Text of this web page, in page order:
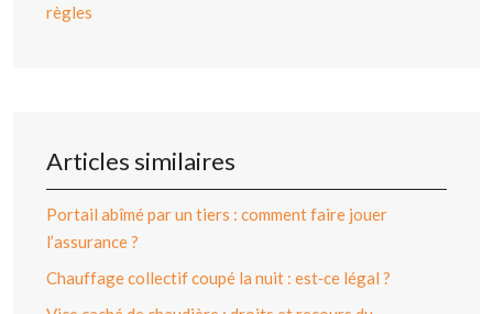
règles
Articles similaires
Portail abîmé par un tiers : comment faire jouer
l’assurance ?
Chauffage collectif coupé la nuit : est‑ce légal ?